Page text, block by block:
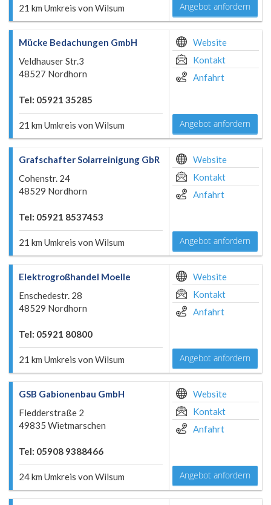
21 km Umkreis von Wilsum Angebot anfordern
Mücke Bedachungen GmbH
Veldhauser Str.3
48527 Nordhorn
Tel: 05921 35285
21 km Umkreis von Wilsum
Website
Kontakt
Anfahrt
Angebot anfordern
Grafschafter Solarreinigung GbR
Cohenstr. 24
48529 Nordhorn
Tel: 05921 8537453
21 km Umkreis von Wilsum
Website
Kontakt
Anfahrt
Angebot anfordern
Elektrogroßhandel Moelle
Enschedestr. 28
48529 Nordhorn
Tel: 05921 80800
21 km Umkreis von Wilsum
Website
Kontakt
Anfahrt
Angebot anfordern
GSB Gabionenbau GmbH
Fledderstraße 2
49835 Wietmarschen
Tel: 05908 9388466
24 km Umkreis von Wilsum
Website
Kontakt
Anfahrt
Angebot anfordern